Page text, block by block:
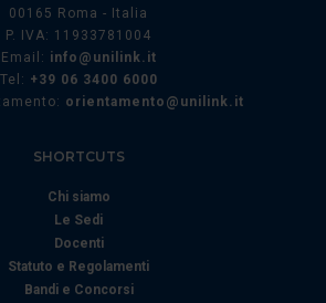
00165 Roma - Italia
P. IVA: 11933781004
Email: info@unilink.it
Tel: +39 06 3400 6000
orientamento@unilink.it
SHORTCUTS
Chi siamo
Le Sedi
Docenti
Statuto e Regolamenti
Bandi e Concorsi